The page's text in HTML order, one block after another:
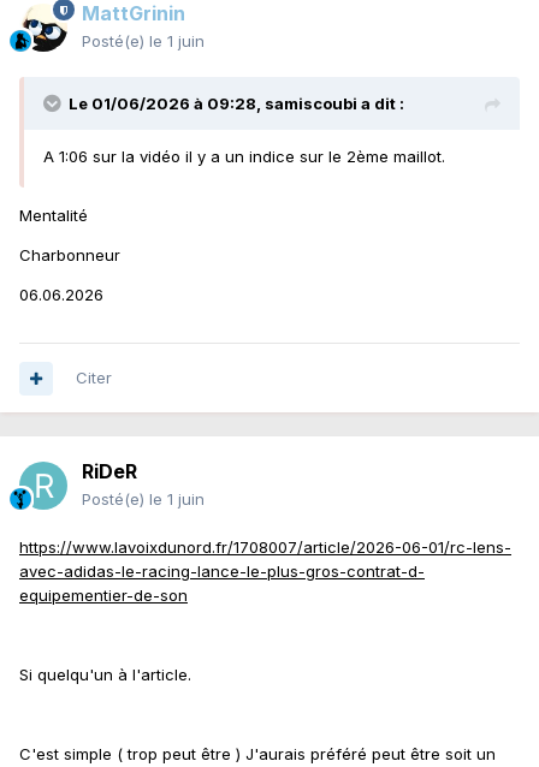
MattGrinin
Posté(e) le 1 juin
Le 01/06/2026 à 09:28, samiscoubi a dit :
A 1:06 sur la vidéo il y a un indice sur le 2ème maillot.
Mentalité
Charbonneur
06.06.2026
Citer
RiDeR
Posté(e) le 1 juin
https://www.lavoixdunord.fr/1708007/article/2026-06-01/rc-lens-
avec-adidas-le-racing-lance-le-plus-gros-contrat-d-
equipementier-de-son
Si quelqu'un à l'article.
C'est simple ( trop peut être ) J'aurais préféré peut être soit un